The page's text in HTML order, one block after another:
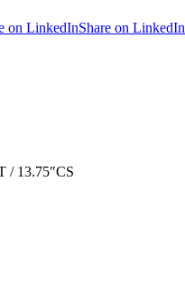
on LinkedInShare on LinkedIn
/ 13.75″CS